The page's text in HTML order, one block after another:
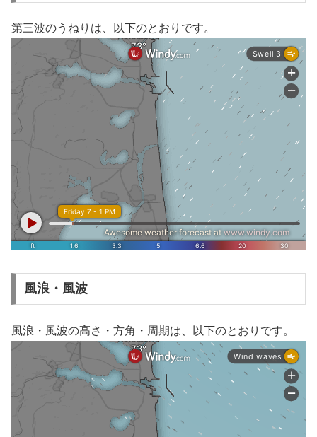
第三波のうねりは、以下のとおりです。
風浪・風波
風浪・風波の高さ・方角・周期は、以下のとおりです。